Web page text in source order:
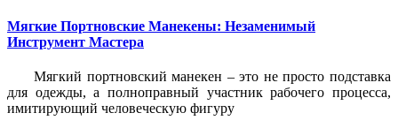
Мягкие Портновские Манекены: Незаменимый
Инструмент Мастера
Мягкий портновский манекен – это не просто подставка
для одежды, а полноправный участник рабочего процесса,
имитирующий человеческую фигуру